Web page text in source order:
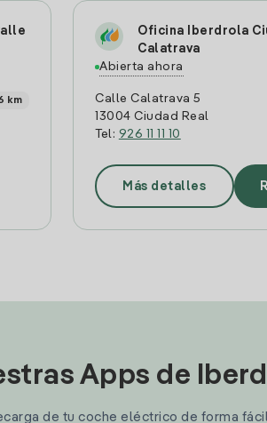
km
Oficina Iberdrola
Calatrava
Abierta ahora
Calle Calatrava 5
13004 Ciudad Real
Tel: 926 11 11 10
Más detalles
Apps de
de tu coche eléctrico de forma